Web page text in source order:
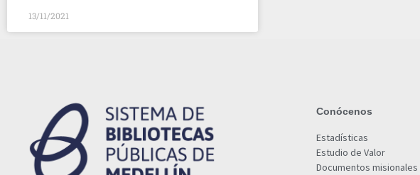
13/11/2021
Conócenos
Estadísticas
Estudio de Valor
Documentos misionales